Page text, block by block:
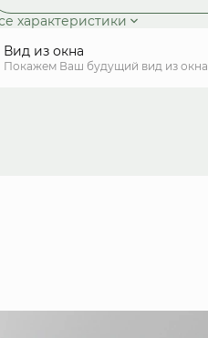
характеристики
Вид из окна
Покажем Ваш будущий вид из окна